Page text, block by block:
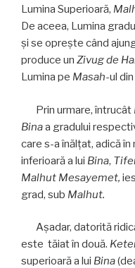
Lumina Superioară,
De aceea, Lumina
şi se opreşte când
produce un Zivug de
Lumina pe Masah-ul din
Prin urmare, întrucât
Binaa gradului
care s-a înălţat, adică în
inferioară a lui Bina,
Malhut Mesayemet,
grad, sub Malhut.
Aşadar, datorită
este tăiat în două.
superioară a lui Bina